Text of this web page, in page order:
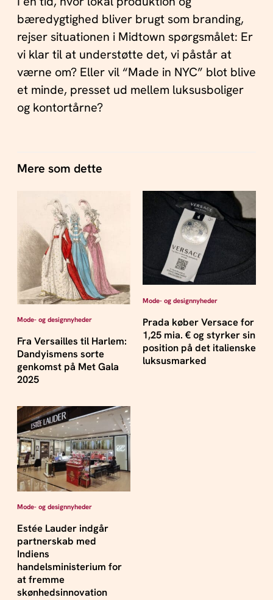
bæredygtighed bliver brugt som branding,
rejser situationen i Midtown spørgsmålet: Er
vi klar til at understøtte det, vi påstår at
værne om? Eller vil “Made in NYC” blot blive
et minde, presset ud mellem luksusboliger
og kontortårne?
Mere som dette
Mode- og designnyheder
Fra Versailles til Harlem:
Dandyismens sorte
genkomst på Met Gala
2025
Mode- og designnyheder
Prada køber Versace for
1,25 mia. € og styrker sin
position på det italienske
luksusmarked
Mode- og designnyheder
Estée Lauder indgår
partnerskab med
Indiens
handelsministerium for
at fremme
skønhedsinnovation